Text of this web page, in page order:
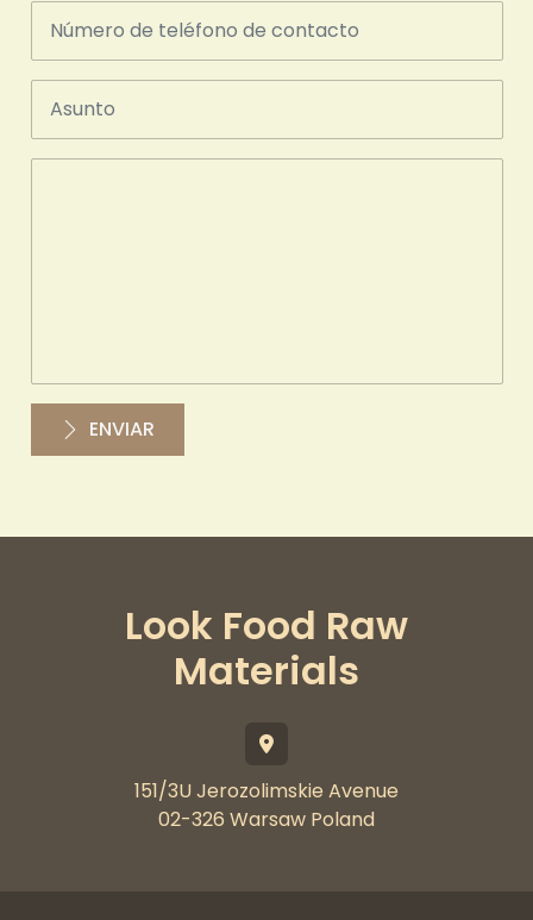
ENVIAR
Look Food Raw
Materials
151/3U Jerozolimskie Avenue
02-326 Warsaw Poland